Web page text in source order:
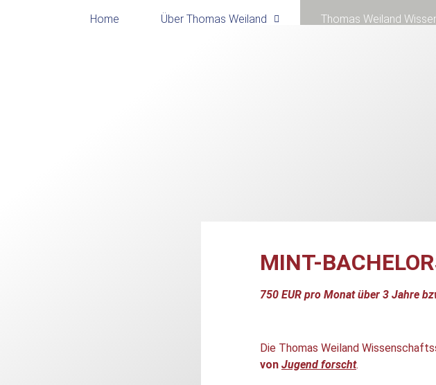
Home Über Thomas Weiland Thomas Weiland
MINT-
750 EUR pro Monat über 3 Jahre
Die Thomas Weiland
von Jugend forscht.